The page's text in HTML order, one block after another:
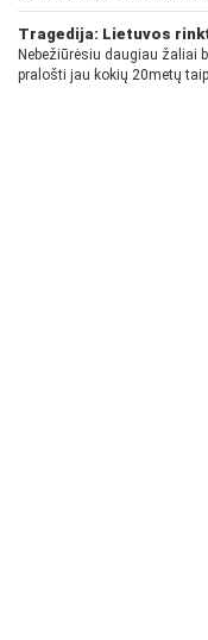
pinigų - nėra gerų žaidėjų...
Nebežiūrėsiu daugiau žaliai
pralošti jau kokių 20metų taip